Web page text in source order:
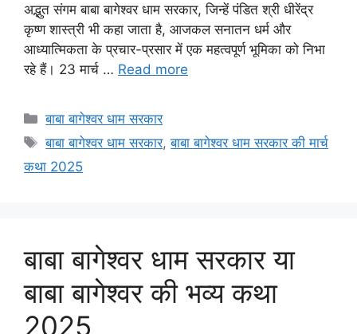
अद्भुत संगम बाबा बागेश्वर धाम सरकार, जिन्हें पंडित श्री धीरेंद्र
कृष्ण शास्त्री भी कहा जाता है, आजकल सनातन धर्म और
आध्यात्मिकता के प्रचार-प्रसार में एक महत्वपूर्ण भूमिका को निभा
रहे हैं। 23 मार्च … Read more
Categories
बाबा बागेश्वर धाम सरकार
Tags
बाबा बागेश्वर धाम सरकार,बाबा बागेश्वर धाम सरकार की मार्च
कथा 2025
बाबा बागेश्वर धाम सरकार या
बाबा बागेश्वर की भव्य कथा
2025